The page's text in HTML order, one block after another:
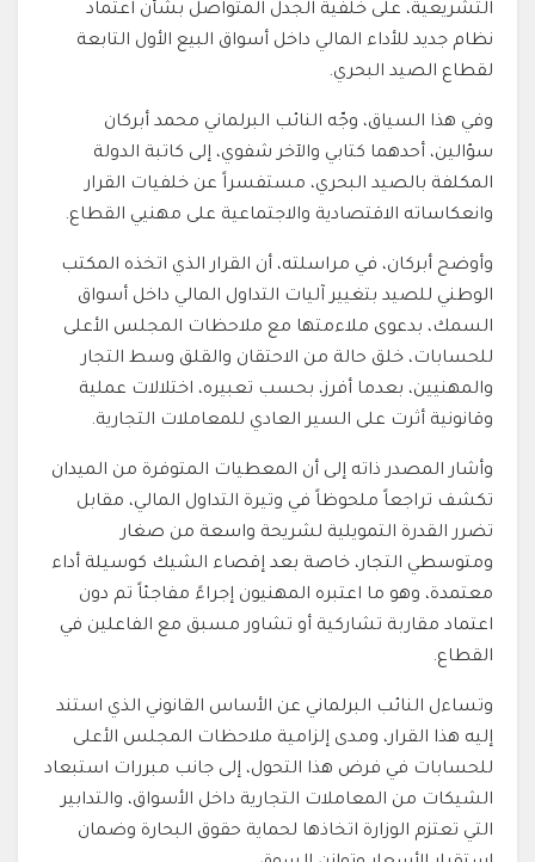
التشريعية، على خلفية الجدل المتواصل بشأن اعتماد
نظام جديد للأداء المالي داخل أسواق البيع الأول التابعة
لقطاع الصيد البحري.
وفي هذا السياق، وجّه النائب البرلماني محمد أبركان
سؤالين، أحدهما كتابي والآخر شفوي، إلى كاتبة الدولة
المكلفة بالصيد البحري، مستفسراً عن خلفيات القرار
وانعكاساته الاقتصادية والاجتماعية على مهنيي القطاع.
وأوضح أبركان، في مراسلته، أن القرار الذي اتخذه المكتب
الوطني للصيد بتغيير آليات التداول المالي داخل أسواق
السمك، بدعوى ملاءمتها مع ملاحظات المجلس الأعلى
للحسابات، خلق حالة من الاحتقان والقلق وسط التجار
والمهنيين، بعدما أفرز، بحسب تعبيره، اختلالات عملية
وقانونية أثرت على السير العادي للمعاملات التجارية.
وأشار المصدر ذاته إلى أن المعطيات المتوفرة من الميدان
تكشف تراجعاً ملحوظاً في وتيرة التداول المالي، مقابل
تضرر القدرة التمويلية لشريحة واسعة من صغار
ومتوسطي التجار، خاصة بعد إقصاء الشيك كوسيلة أداء
معتمدة، وهو ما اعتبره المهنيون إجراءً مفاجئاً تم دون
اعتماد مقاربة تشاركية أو تشاور مسبق مع الفاعلين في
القطاع.
وتساءل النائب البرلماني عن الأساس القانوني الذي استند
إليه هذا القرار، ومدى إلزامية ملاحظات المجلس الأعلى
للحسابات في فرض هذا التحول، إلى جانب مبررات استبعاد
الشيكات من المعاملات التجارية داخل الأسواق، والتدابير
التي تعتزم الوزارة اتخاذها لحماية حقوق البحارة وضمان